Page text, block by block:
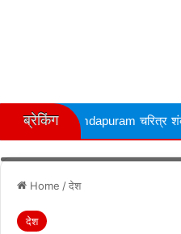
ब्रेकिंगचरित्र शंका में ढावा संचालक
Home /देश
देश